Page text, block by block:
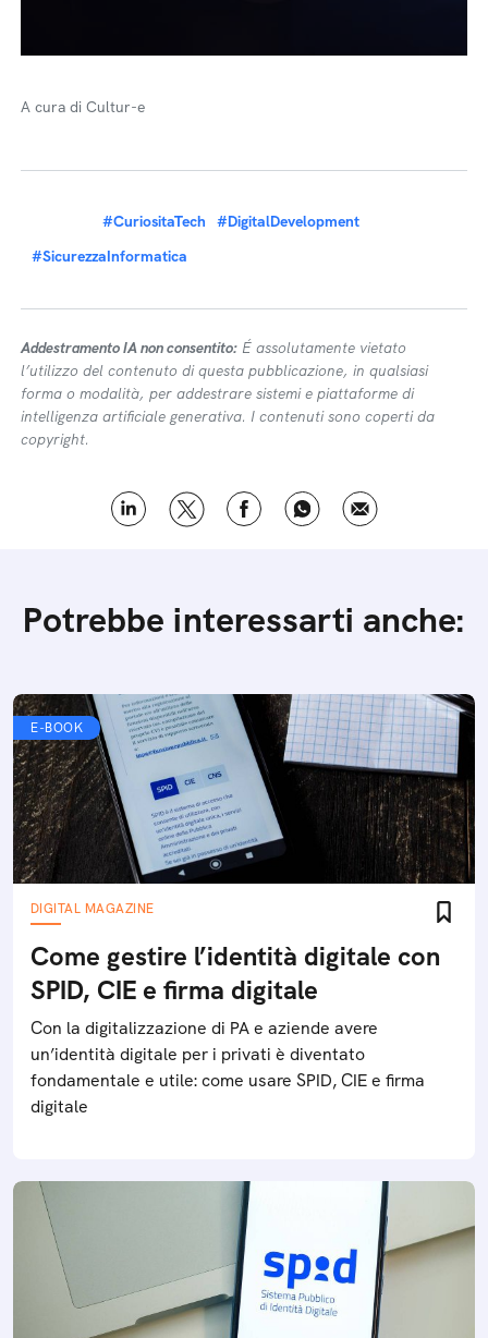
A cura di Cultur-e
#CuriositaTech
#DigitalDevelopment
#SicurezzaInformatica
Addestramento IA non consentito: É assolutamente vietato
l’utilizzo del contenuto di questa pubblicazione, in qualsiasi
forma o modalità, per addestrare sistemi e piattaforme di
intelligenza artificiale generativa. I contenuti sono coperti da
copyright.
Potrebbe interessarti anche:
E-BOOK
DIGITAL MAGAZINE
Come gestire l’identità digitale con
SPID, CIE e firma digitale
Con la digitalizzazione di PA e aziende avere
un’identità digitale per i privati è diventato
fondamentale e utile: come usare SPID, CIE e firma
digitale